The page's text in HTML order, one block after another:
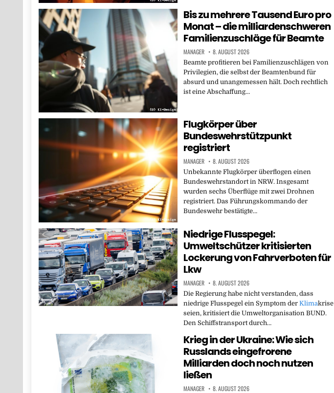
Bis zu mehrere Tausend Euro pro
Monat – die milliardenschweren
Familienzuschläge für Beamte
MANAGER 8. AUGUST 2026
Beamte profitieren bei Familienzuschlägen von
Privilegien, die selbst der Beamtenbund für
absurd und unangemessen hält. Doch rechtlich
ist eine Abschaffung…
Flugkörper über
Bundeswehrstützpunkt
registriert
MANAGER 8. AUGUST 2026
Unbekannte Flugkörper überflogen einen
Bundeswehrstandort in NRW. Insgesamt
wurden sechs Überflüge mit zwei Drohnen
registriert. Das Führungskommando der
Bundeswehr bestätigte…
Niedrige Flusspegel:
Umweltschützer kritisierten
Lockerung von Fahrverboten für
Lkw
MANAGER 8. AUGUST 2026
Die Regierung habe nicht verstanden, dass
niedrige Flusspegel ein Symptom der Klimakrise
seien, kritisiert die Umweltorganisation BUND.
Den Schiffstransport durch…
Krieg in der Ukraine: Wie sich
Russlands eingefrorene
Milliarden doch noch nutzen
ließen
MANAGER 8. AUGUST 2026